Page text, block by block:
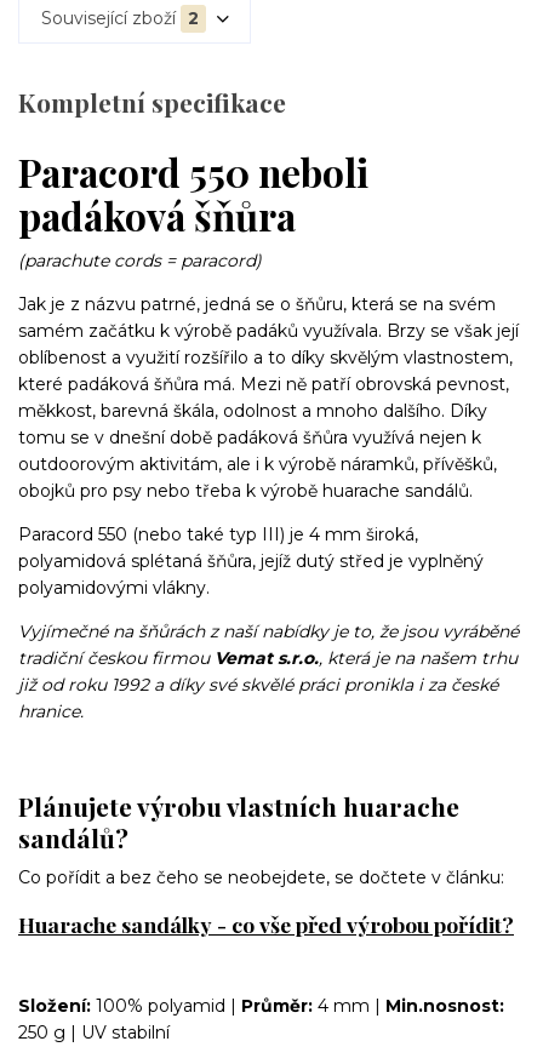
Související zboží 2
Kompletní specifikace
Paracord 550 neboli
padáková šňůra
(parachute cords = paracord)
Jak je z názvu patrné, jedná se o šňůru, která se na svém
samém začátku k výrobě padáků využívala. Brzy se však její
oblíbenost a využití rozšířilo a to díky skvělým vlastnostem,
které padáková šňůra má. Mezi ně patří obrovská pevnost,
měkkost, barevná škála, odolnost a mnoho dalšího. Díky
tomu se v dnešní době padáková šňůra využívá nejen k
outdoorovým aktivitám, ale i k výrobě náramků, přívěšků,
obojků pro psy nebo třeba k výrobě huarache sandálů.
Paracord 550 (nebo také typ III) je 4 mm široká,
polyamidová splétaná šňůra, jejíž dutý střed je vyplněný
polyamidovými vlákny.
Vyjímečné na šňůrách z naší nabídky je to, že jsou vyráběné
tradiční českou firmou Vemat s.r.o., která je na našem trhu
již od roku 1992 a díky své skvělé práci pronikla i za české
hranice.
Plánujete výrobu vlastních huarache
sandálů?
Co pořídit a bez čeho se neobejdete, se dočtete v článku:
Huarache sandálky - co vše před výrobou pořídit?
Složení: 100% polyamid | Průměr: 4 mm | Min.nosnost:
250 g | UV stabilní